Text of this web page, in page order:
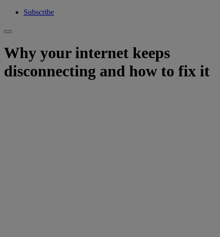
Subscribe
Why your internet keeps
disconnecting and how to fix it